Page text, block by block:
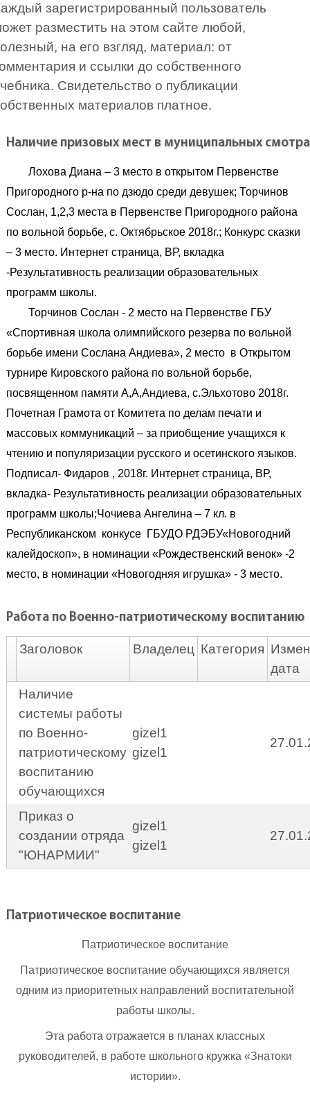
зарегистрированный пользователь
разместить на этом сайте любой,
на его взгляд, материал: от
и ссылки до собственного
Свидетельство о публикации
материалов платное.
Наличие призовых мест в муниципальных
Лохова Диана – 3 место в открытом Первенстве
Пригородного р-на по дзюдо среди девушек; Торчинов
Сослан, 1,2,3 места в Первенстве Пригородного района
по вольной борьбе, с. Октябрьское 2018г.; Конкурс сказки
– 3 место. Интернет страница, ВР, вкладка
-Результативность реализации образовательных
программ школы.
Торчинов Сослан - 2 место на Первенстве ГБУ
«Спортивная школа олимпийского резерва по вольной
борьбе имени Сослана Андиева», 2 место в Открытом
турнире Кировского района по вольной борьбе,
посвященном памяти А,А,Андиева, с.Эльхотово 2018г.
Почетная Грамота от Комитета по делам печати и
массовых коммуникаций – за приобщение учащихся к
чтению и популяризации русского и осетинского языков.
Подписал- Фидаров , 2018г. Интернет страница, ВР,
вкладка- Результативность реализации образовательных
программ школы;Чочиева Ангелина – 7 кл. в
Республиканском конкусе ГБУДО РДЭБУ«Новогодний
калейдоскоп», в номинации «Рождественский венок» -2
место, в номинации «Новогодняя игрушка» - 3 место.
Работа по Военно-патриотическому воспитанию
Заголовок Владелец Категория
дата
Наличие
системы работы
по Военно-
патриотическому
воспитанию
обучающихся
gizel1
gizel1
Приказ о
создании отряда
"ЮНАРМИИ"
gizel1
gizel1
Патриотическое воспитание
Патриотическое воспитание
Патриотическое воспитание обучающихся является
одним из приоритетных направлений воспитательной
работы школы.
Эта работа отражается в планах классных
руководителей, в работе школьного кружка «Знатоки
истории».